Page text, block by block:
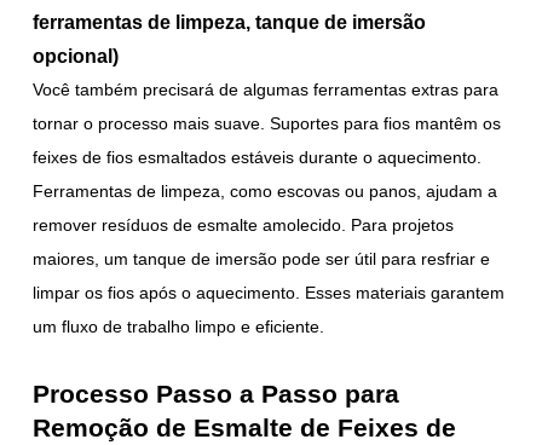
ferramentas de limpeza, tanque de imersão
opcional)
Você também precisará de algumas ferramentas extras para
tornar o processo mais suave. Suportes para fios mantêm os
feixes de fios esmaltados estáveis durante o aquecimento.
Ferramentas de limpeza, como escovas ou panos, ajudam a
remover resíduos de esmalte amolecido. Para projetos
maiores, um tanque de imersão pode ser útil para resfriar e
limpar os fios após o aquecimento. Esses materiais garantem
um fluxo de trabalho limpo e eficiente.
Processo Passo a Passo para
Remoção de Esmalte de Feixes de